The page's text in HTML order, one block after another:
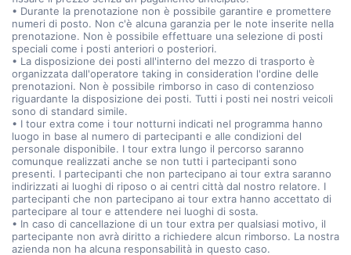
• Durante la prenotazione non è possibile garantire e promettere
numeri di posto. Non c'è alcuna garanzia per le note inserite nella
prenotazione. Non è possibile effettuare una selezione di posti
speciali come i posti anteriori o posteriori.
• La disposizione dei posti all'interno del mezzo di trasporto è
organizzata dall'operatore taking in consideration l'ordine delle
prenotazioni. Non è possibile rimborso in caso di contenzioso
riguardante la disposizione dei posti. Tutti i posti nei nostri veicoli
sono di standard simile.
• I tour extra come i tour notturni indicati nel programma hanno
luogo in base al numero di partecipanti e alle condizioni del
personale disponibile. I tour extra lungo il percorso saranno
comunque realizzati anche se non tutti i partecipanti sono
presenti. I partecipanti che non partecipano ai tour extra saranno
indirizzati ai luoghi di riposo o ai centri città dal nostro relatore. I
partecipanti che non partecipano ai tour extra hanno accettato di
partecipare al tour e attendere nei luoghi di sosta.
• In caso di cancellazione di un tour extra per qualsiasi motivo, il
partecipante non avrà diritto a richiedere alcun rimborso. La nostra
azienda non ha alcuna responsabilità in questo caso.